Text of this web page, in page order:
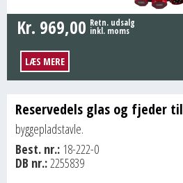
Kr. 969,00 Retn. udsalg
inkl. moms
LÆS MERE
Reservedels glas og fjeder til
byggepladstavle.
Best. nr.: 18-222-0
DB nr.:2255839